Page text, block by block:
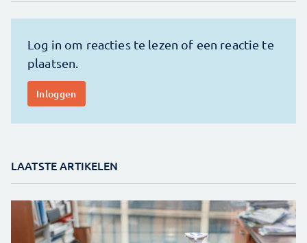
LAATSTE ARTIKELEN